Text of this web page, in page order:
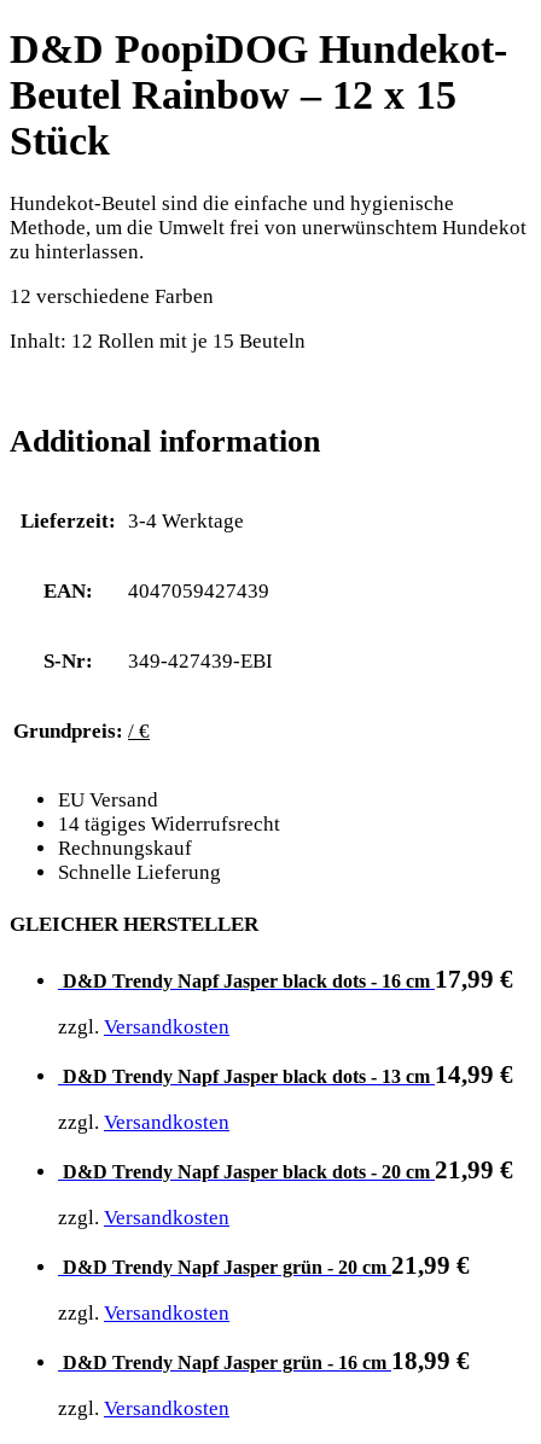
D&D PoopiDOG Hundekot-
Beutel Rainbow – 12 x 15
Stück
Hundekot-Beutel sind die einfache und hygienische
Methode, um die Umwelt frei von unerwünschtem Hundekot
zu hinterlassen.
12 verschiedene Farben
Inhalt: 12 Rollen mit je 15 Beuteln
Additional information
Lieferzeit: 3-4 Werktage
EAN: 4047059427439
S-Nr: 349-427439-EBI
Grundpreis: / €
EU Versand
14 tägiges Widerrufsrecht
Rechnungskauf
Schnelle Lieferung
GLEICHER HERSTELLER
D&D Trendy Napf Jasper black dots - 16 cm 17,99 €
zzgl. Versandkosten
D&D Trendy Napf Jasper black dots - 13 cm 14,99 €
zzgl. Versandkosten
D&D Trendy Napf Jasper black dots - 20 cm 21,99 €
zzgl. Versandkosten
D&D Trendy Napf Jasper grün - 20 cm 21,99 €
zzgl. Versandkosten
D&D Trendy Napf Jasper grün - 16 cm 18,99 €
zzgl. Versandkosten